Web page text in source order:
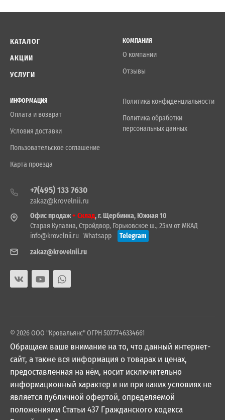
КАТАЛОГ
АКЦИИ
УСЛУГИ
КОМПАНИЯ
О компании
Отзывы
ИНФОРМАЦИЯ
Оплата и возврат
Условия доставки
Пользовательское соглашение
Карта проезда
Политика конфиденциальности
Политика обработки
персональных данных
+7(495) 133 7630
zakaz@krovelnii.ru
Офис продаж+ Склад, г. Щербинка, Южная 10
Старая Купавна, Стройдвор, Горьковское ш., 25км от МКАД
info@krovelnii.ru Whatsapp
Telegram
zakaz@krovelnii.ru
© 2026 ООО "Кровальянс" ОГРН 5077746334661
Обращаем ваше внимание на то, что данный интернет-
сайт, а также вся информация о товарах и ценах,
предоставленная на нём, носит исключительно
информационный характер и ни при каких условиях не
является публичной офертой, определяемой
положениями Статьи 437 Гражданского кодекса